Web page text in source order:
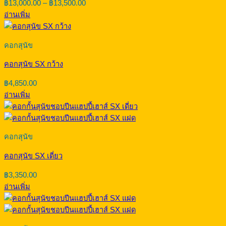
฿13,000.00 – ฿13,500.00
อ่านเพิ่ม
คอกสุนัข
คอกสุนัข SX กว้าง
฿4,850.00
อ่านเพิ่ม
คอกสุนัข
คอกสุนัข SX เดี่ยว
฿3,350.00
อ่านเพิ่ม